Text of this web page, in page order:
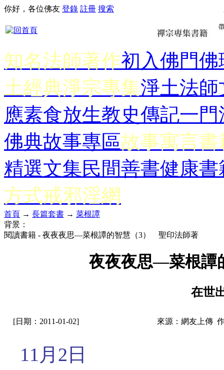
你好，各位佛友 登錄 註冊 搜索
知名法師著作初入佛門佛
土經典淨宗專集淨土法師
應素食放生教史傳記一門
佛典故事專區故事寓言書
精選文集民間善書健康書
方式戒邪淫網
首頁 → 長篇套書 → 菜根譚
背景：
閱讀書籍 - 夜夜夜思—菜根譚的智慧（3） 聖印法師著
夜夜夜思—菜根譚
在世
[日期：2011-01-02] 來源：網友上傳
11月2日